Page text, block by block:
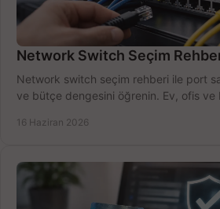
Network Switch Seçim
Network switch seçim rehberi ile port
ve bütçe dengesini öğrenin. Ev, ofis ve
16 Haziran 2026